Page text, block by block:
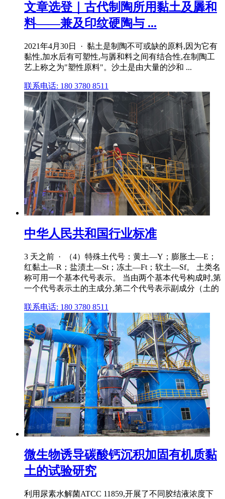
文章选登｜古代制陶所用黏土及羼和
料——兼及印纹硬陶与 ...
2021年4月30日 · 黏土是制陶不可或缺的原料,因为它有
黏性,加水后有可塑性,与羼和料之间有结合性,在制陶工
艺上称之为"塑性原料"。沙土是由大量的沙和 ...
联系电话: 180 3780 8511
中华人民共和国行业标准
3 天之前 · （4）特殊土代号：黄土—Y；膨胀土—E；
红黏土—R；盐渍土—St；冻土—Ft；软土—Sf。 土类名
称可用一个基本代号表示。 当由两个基本代号构成时,第
一个代号表示土的主成分,第二个代号表示副成分（土的
联系电话: 180 3780 8511
微生物诱导碳酸钙沉积加固有机质黏
土的试验研究
利用尿素水解菌ATCC 11859,开展了不同胶结液浓度下